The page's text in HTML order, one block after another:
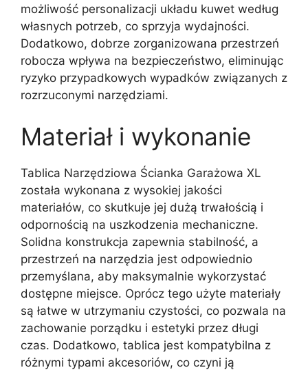
możliwość personalizacji układu kuwet według
własnych potrzeb, co sprzyja wydajności.
Dodatkowo, dobrze zorganizowana przestrzeń
robocza wpływa na bezpieczeństwo, eliminując
ryzyko przypadkowych wypadków związanych z
rozrzuconymi narzędziami.
Materiał i wykonanie
Tablica Narzędziowa Ścianka Garażowa XL
została wykonana z wysokiej jakości
materiałów, co skutkuje jej dużą trwałością i
odpornością na uszkodzenia mechaniczne.
Solidna konstrukcja zapewnia stabilność, a
przestrzeń na narzędzia jest odpowiednio
przemyślana, aby maksymalnie wykorzystać
dostępne miejsce. Oprócz tego użyte materiały
są łatwe w utrzymaniu czystości, co pozwala na
zachowanie porządku i estetyki przez długi
czas. Dodatkowo, tablica jest kompatybilna z
różnymi typami akcesoriów, co czyni ją